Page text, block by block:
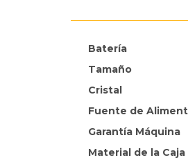
Batería
Tamaño
Cristal
Fuente de
Garantía Máquina
Material de la Caja